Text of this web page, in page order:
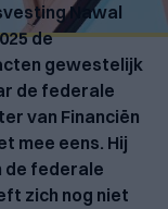
Nawal
de
gewestelijk
de federale
van Financiën
mee eens. Hij
de federale
zich nog niet